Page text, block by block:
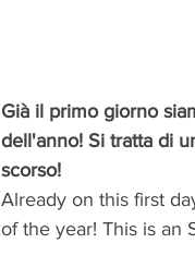
Già il primo giorno
dell'anno! Si tratta di
scorso!
Already on this first
of the year! This is an